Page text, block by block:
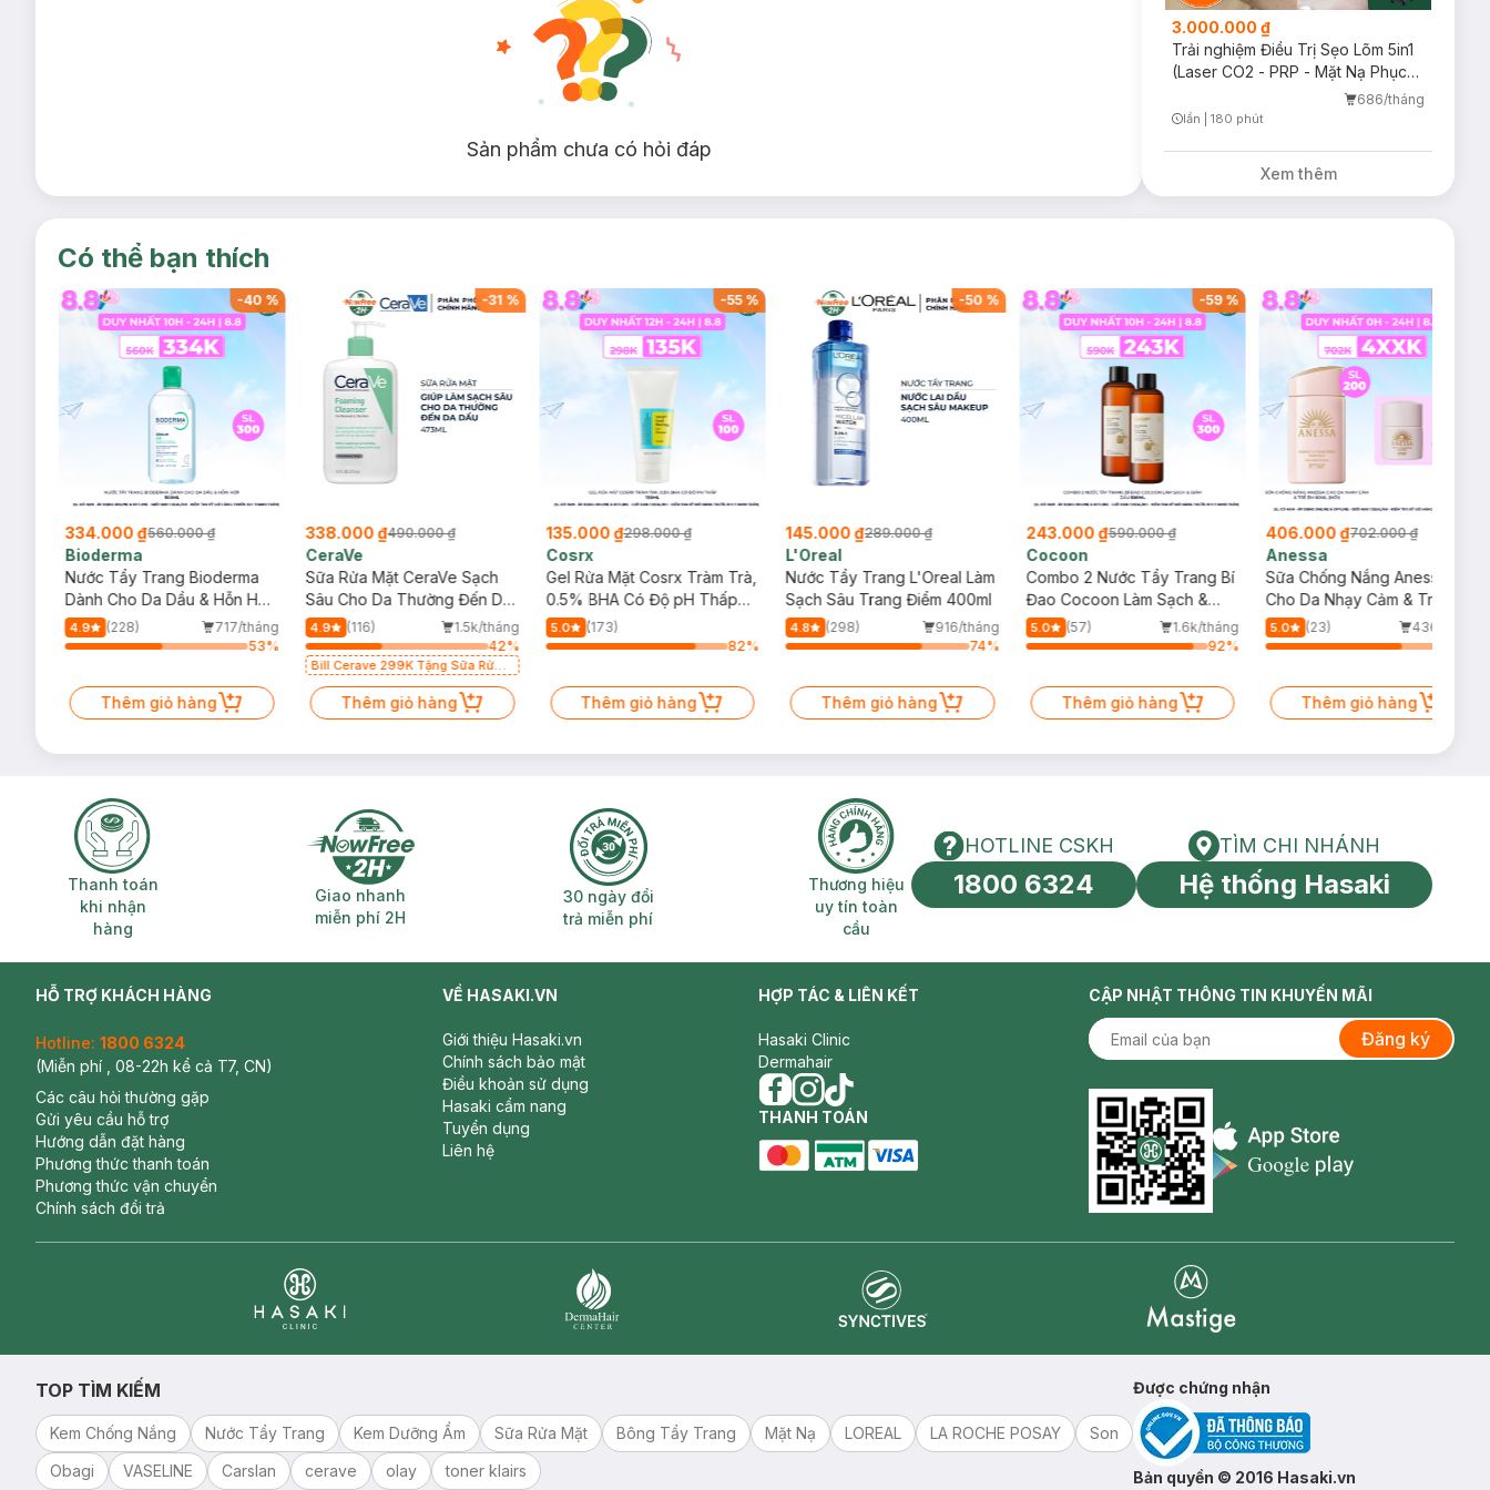
⏰ Thời gian hoạt động: 9h00 đến 20h00 hằng ngày. (Đặt hẹn trước khi đến)
Sản phẩm chưa có hỏi đáp
3.000.000 ₫
Trải nghiệm Điều Trị Sẹo Lõm 5in1
(Laser CO2 - PRP - Mặt Nạ Phục
686/tháng
lần |180 phút
Xem thêm
Có thể bạn thích
40 %
Bioderma
& Hỗn Hợp
717/tháng
53%
338.000 ₫490.000 ₫
CeraVe
Sữa Rửa Mặt CeraVe Sạch
Sâu Cho Da Thường Đến Da
Dầu 473ml
4.9
1.5k/tháng
42%
Bill Cerave 299K Tặng Sữa Rửa
Thêm giỏ hàng
-55 %
135.000 ₫298.000 ₫
Gel Rửa Mặt Cosrx Tràm Trà,
0.5% BHA Có Độ pH Thấp
150ml
5.0
82%
Thêm giỏ hàng
%
145.000 ₫289.000 ₫
Nước Tẩy Trang L'Oreal Làm
Sạch Sâu Trang Điểm 400ml
4.8
916/tháng
74%
Thêm giỏ hàng
-59 %
243.000 ₫590.000 ₫
Combo 2 Nước Tẩy Trang Bí
Đao Cocoon Làm Sạch &
Giảm Dầu 500ml
5.0
1.6k/tháng
92%
Thêm giỏ hàng
-42 %
406.000 ₫702.000 ₫
Anessa
Sữa Chống Nắng Anessa
Cho Da Nhạy Cảm & Trẻ Em
60ml (Mới)
5.0
436/tháng
74%
Thêm giỏ hàng
278.000 ₫445.000 ₫
La Roche-Posay
Kem Dưỡng La
Giúp Phục Hồi Da Đa
Dụng 40ml
4.9
50ml (SL có hạn)
Thêm giỏ hàng
Thanh toán khi nhận hàng
Thanh toán
khi nhận
hàng
Giao nhanh miễn phí 2H
Giao nhanh
miễn phí 2H
30 ngày đổi trả miễn phí
30 ngày đổi
trả miễn phí
Thương hiệu uy tín toàn cầu
Thương hiệu
uy tín toàn
cầu
HOTLINE CSKH
HOTLINE CSKH
1800 6324
Tìm chi nhánh
TÌM CHI NHÁNH
Hệ thống Hasaki
HỖ TRỢ KHÁCH HÀNG
Hotline: 1800 6324
(Miễn phí , 08-22h kể cả T7, CN)
Các câu hỏi thường gặp
Gửi yêu cầu hỗ trợ
Hướng dẫn đặt hàng
Phương thức thanh toán
Phương thức vận chuyển
Chính sách đổi trả
VỀ HASAKI.VN
Giới thiệu Hasaki.vn
Chính sách bảo mật
Điều khoản sử dụng
Hasaki cẩm nang
Tuyển dụng
Liên hệ
HỢP TÁC & LIÊN KẾT
Hasaki Clinic
Dermahair
facebook
instagram
tiktok
THANH TOÁN
CẬP NHẬT THÔNG TIN KHUYẾN MÃI
Đăng ký
Appstore icon
TOP TÌM KIẾM
Kem Chống Nắng Nước Tẩy Trang Kem Dưỡng Ẩm Sữa Rửa Mặt Bông Tẩy Trang Mặt Nạ LOREAL LA ROCHE POSAY
Son
Obagi
VASELINE Carslan cerave olay toner klairs
Được chứng nhận
Bản quyền © 2016 Hasaki.vn